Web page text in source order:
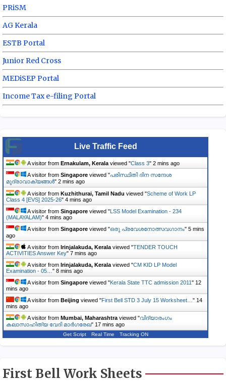
PRiSM
AG Kerala
ESTB Portal
Junior Red Cross
MEDiSEP Portal
Income Tax e-filing Portal
Live Traffic Feed
A visitor from Ernakulam, Kerala viewed "Class 3" 2 mins ago
A visitor from Singapore viewed "പരിസ്ഥിതി ദിന സന്ദേശ
മുദ്രാവാക്യങ്ങൾ" 2 mins ago
A visitor from Kuzhithurai, Tamil Nadu viewed "Scheme of Work LP
Class 4 [EVS] 2025-26" 4 mins ago
A visitor from Singapore viewed "LSS Model Examination - 234
(MALAYALAM)" 4 mins ago
A visitor from Singapore viewed "ഒരു പ്രവേശനോത്സവഗാനം" 5 mins
ago
A visitor from Irinjalakuda, Kerala viewed "TENDER TOUCH
ACTIVITIES Answer Key" 7 mins ago
A visitor from Irinjalakuda, Kerala viewed "CM KID LP Model
Examination - 05… " 8 mins ago
A visitor from Singapore viewed "Kerala State TTC admission 2011" 12
mins ago
A visitor from Beijing viewed "First Bell STD 3 July 15 Worksheet… " 14
mins ago
A visitor from Mumbai, Maharashtra viewed "വിദ്യാരംഗം
കലാസാഹിത്യ വേദി മാർഗരേഖ" 17 mins ago
Get Script Real Time Tracking ON
First Bell Work Sheets